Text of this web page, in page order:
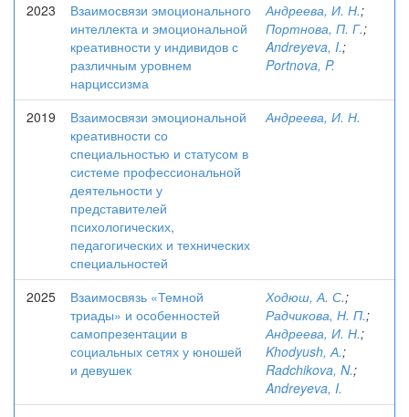
2023
Взаимосвязи эмоционального
интеллекта и эмоциональной
креативности у индивидов с
различным уровнем
нарциссизма
Андреева, И. Н.;
Портнова, П. Г.;
Andreyeva, I.;
Portnova, P.
2019
Взаимосвязи эмоциональной
креативности со
специальностью и статусом в
системе профессиональной
деятельности у
представителей
психологических,
педагогических и технических
специальностей
Андреева, И. Н.
2025
Взаимосвязь «Темной
триады» и особенностей
самопрезентации в
социальных сетях у юношей
и девушек
Ходюш, А. С.;
Радчикова, Н. П.;
Андреева, И. Н.;
Khodyush, А.;
Radchikova, N.;
Andreyeva, I.